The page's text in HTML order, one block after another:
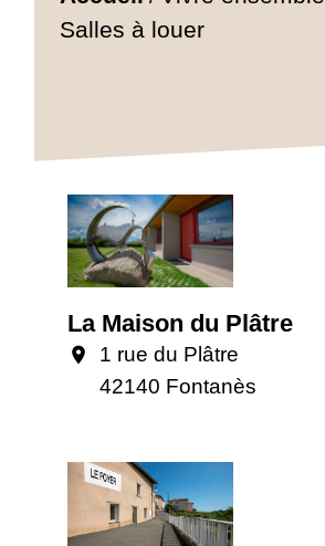
Salles à louer
La Maison du Plâtre
location_on
1 rue du Plâtre
42140 Fontanès